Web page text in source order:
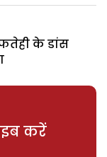
के डांस
करें